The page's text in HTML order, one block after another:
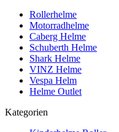
Rollerhelme
Motorradhelme
Caberg Helme
Schuberth Helme
Shark Helme
VINZ Helme
Vespa Helm
Helme Outlet
Kategorien